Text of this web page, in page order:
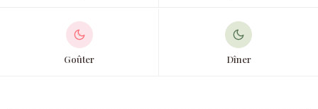
Goûter Dîner